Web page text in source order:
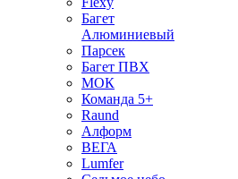
Багет
Алюминиевый
Парсек
Багет ПВХ
МОК
Команда 5+
Raund
Алформ
ВЕГА
Lumfer